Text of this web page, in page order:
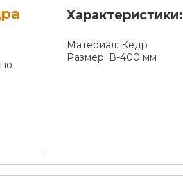
Характеристики:
Материал: Кедр
Размер: В-400 мм